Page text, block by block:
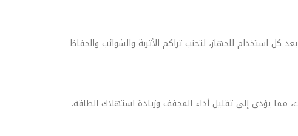
استخدام للجهاز، لتجنب تراكم الأتربة والشوائب والحفاظ
مما يؤدي إلى تقليل أداء المجفف وزيادة استهلاك الطاقة.